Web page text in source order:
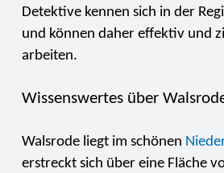
Detektive kennen sich in der
und können daher effektiv und
arbeiten.
Wissenswertes über
Walsrode liegt im schönen
erstreckt sich über eine Fläche